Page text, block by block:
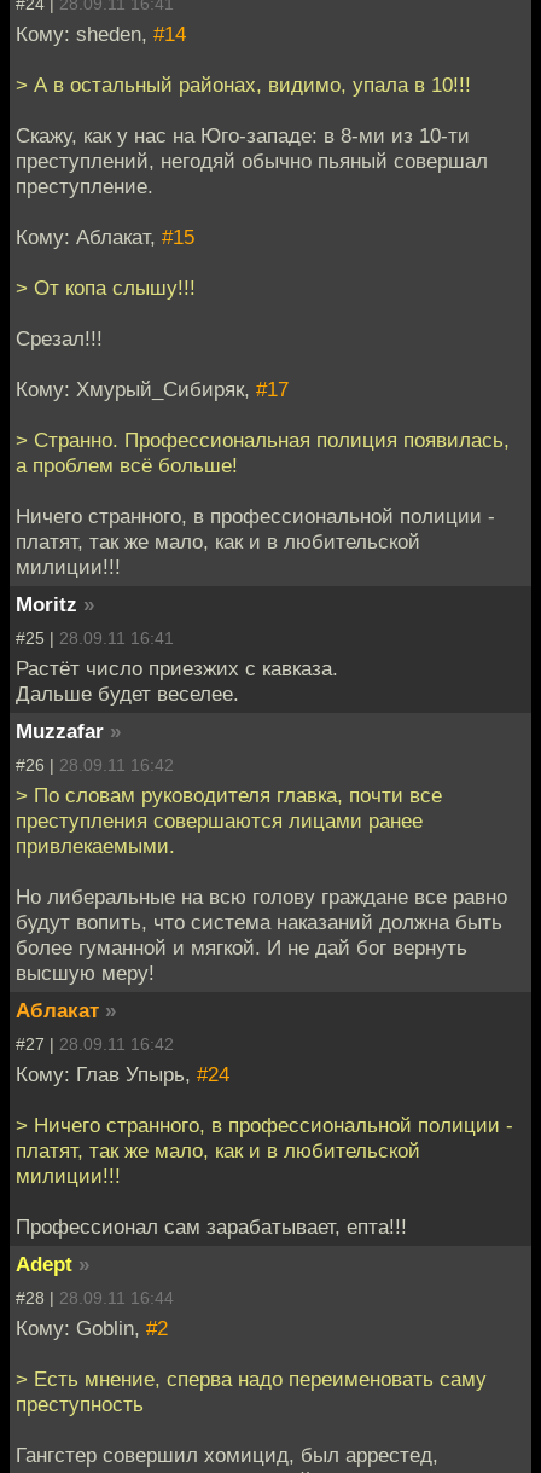
Кому: sheden, #14
> А в остальный районах, видимо, упала в 10!!!
Скажу, как у нас на Юго-западе: в 8-ми из 10-ти
преступлений, негодяй обычно пьяный совершал
преступление.
Кому: Аблакат, #15
> От копа слышу!!!
Срезал!!!
Кому: Хмурый_Сибиряк, #17
> Странно. Профессиональная полиция появилась,
а проблем всё больше!
Ничего странного, в профессиональной полиции -
платят, так же мало, как и в любительской
милиции!!!
Moritz »
#25 | 28.09.11 16:41
Растёт число приезжих с кавказа.
Дальше будет веселее.
Muzzafar »
#26 | 28.09.11 16:42
> По словам руководителя главка, почти все
преступления совершаются лицами ранее
привлекаемыми.
Но либеральные на всю голову граждане все равно
будут вопить, что система наказаний должна быть
более гуманной и мягкой. И не дай бог вернуть
высшую меру!
Аблакат »
#27 | 28.09.11 16:42
Кому: Глав Упырь, #24
> Ничего странного, в профессиональной полиции -
платят, так же мало, как и в любительской
милиции!!!
Профессионал сам зарабатывает, епта!!!
Adept »
#28 | 28.09.11 16:44
Кому: Goblin, #2
> Есть мнение, сперва надо переименовать саму
преступность
Гангстер совершил хомицид, был аррестед,